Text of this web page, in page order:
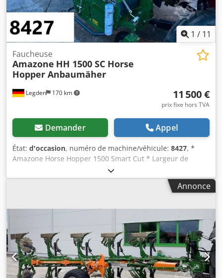
1 / 11
Legden 170 km
Faucheuse
Amazone HH 1500 SC Horse
Hopper Anbaumäher
11 500 €
prix fixe hors TVA
Demander Appel
État: d'occasion, numéro de machine/véhicule: 8427, *
Amazone Horse Hopper 1500 Smart Cut * Largeur de
travail : 1,50 m * Capacité du bac de ramassage : 1 500 l *
Attelage 3 points tracteur * Lames à ailettes H60 *
Rouleaux de support * Dispositif de broyage (mulching) *
avec vidange hydraulique du fond Crsdpfx Aorhy H Roafjf *
Vitesse de rotation : 2 650 tr/min * Indicateur de niveau de
remplissage -----Numéro de véhicule interne : 8427
Support WhatsApp disponible ! Pour toute question sur la
machine ou pour plus d’informations, contactez-nous
facilement via WhatsApp. Whatsapp Whatsapp ----Sous
réserve d’erreurs et de vente intermédiaire.
Annonce